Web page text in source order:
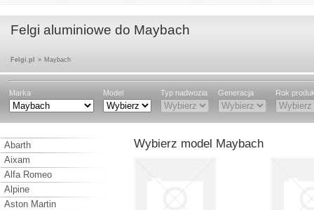
Felgi aluminiowe do Maybach
Felgi.pl » Maybach
Marka Model Typ nadwozia Generacja Rok
Abarth
Aixam
Alfa Romeo
Alpine
Aston Martin
Wybierz model Maybach